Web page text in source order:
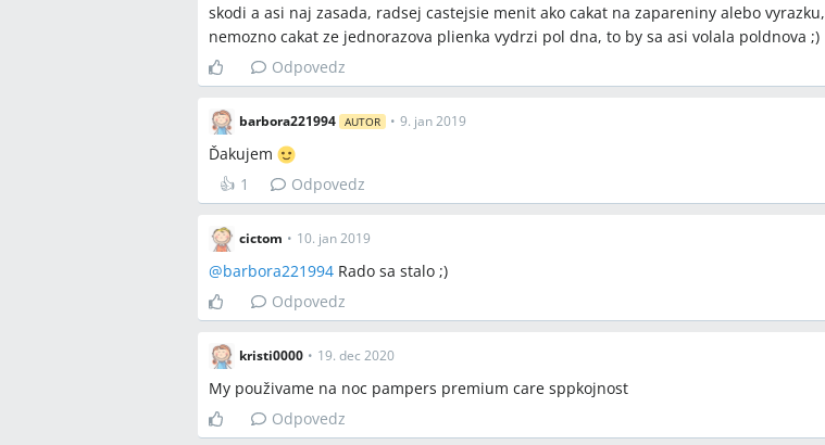
skodi a asi naj zasada, radsej castejsie menit ako cakat na zapareniny alebo vyrazku,
nemozno cakat ze jednorazova plienka vydrzi pol dna, to by sa asi volala poldnova ;)
Odpovedz
barbora221994 AUTOR • 9. jan 2019
Ďakujem
👍 1 Odpovedz
cictom • 10. jan 2019
@barbora221994 Rado sa stalo ;)
Odpovedz
kristi0000 • 19. dec 2020
My použivame na noc pampers premium care sppkojnost
Odpovedz